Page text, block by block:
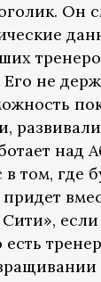
Он
не
над
том, где